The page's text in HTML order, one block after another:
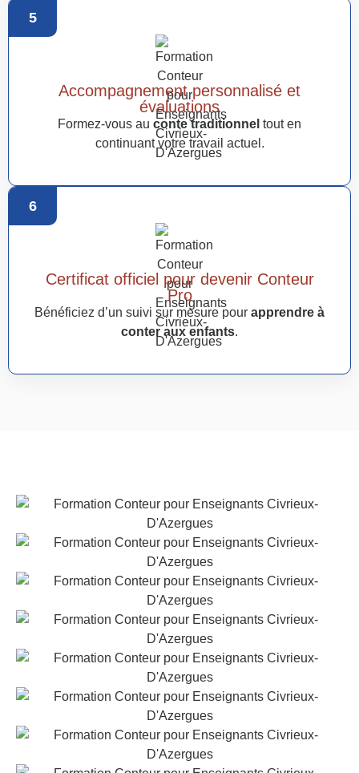
5
Accompagnement personnalisé et
évaluations
Formez-vous au conte traditionnel tout en
continuant votre travail actuel.
6
Certificat officiel pour devenir Conteur
Pro
Bénéficiez d’un suivi sur mesure pour apprendre à
conter aux enfants.